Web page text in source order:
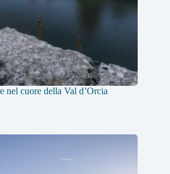
nel cuore della Val d’Orcia